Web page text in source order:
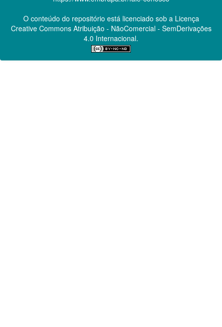
O conteúdo do repositório está licenciado sob a Licença
Creative CommonsAtribuição - NãoComercial - SemDerivações
4.0 Internacional.